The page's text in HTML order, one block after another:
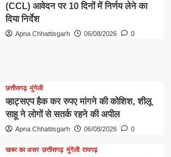
(CCL) आवेदन पर 10 दिनों में निर्णय लेने का
दिया निर्देश
Apna Chhattisgarh 06/08/2026 0
छत्तीसगढ़ मुंगेली
व्हाट्सएप हैक कर रुपए मांगने की कोशिश, शीलू
साहू ने लोगों से सतर्क रहने की अपील
Apna Chhattisgarh 06/08/2026 0
खबर का असर छत्तीसगढ़ मुंगेली रायगढ़